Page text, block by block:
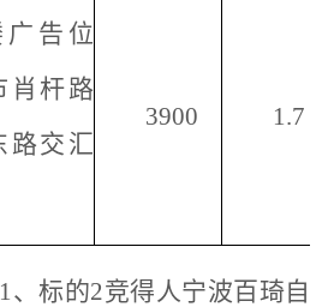
广告位
肖杆路
路交汇
3900 1.7
、标的2竞得人宁波百琦自